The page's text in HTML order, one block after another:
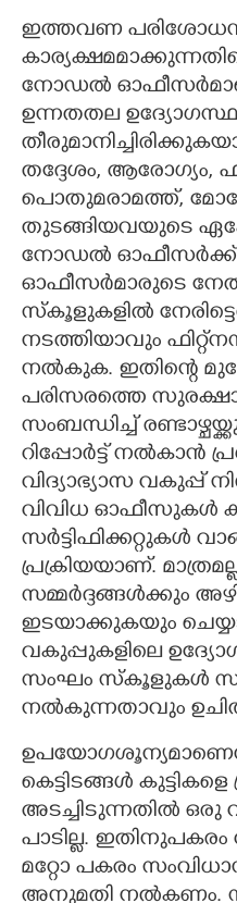
ഇത്തവണ
നോഡൽ
ഉന്നതതല
തദ്ദേശം,
പൊതുമരാമത്ത്,
തുടങ്ങിയവയുടെ
നോഡൽ
ഓഫീസർമാരുടെ
സ്കൂളുകളിൽ
നടത്തിയാവും ഫിറ്റ്നസ്
നൽകുക. ഇതിന്റെ
പരിസരത്തെ
സംബന്ധിച്ച്
റിപ്പോർട്ട് നൽകാൻ
വിദ്യാഭ്യാസ വകുപ്പ്
വിവിധ ഓഫീസുകൾ
സർട്ടിഫിക്കറ്റുകൾ
പ്രക്രിയയാണ്.
സമ്മർദ്ദങ്ങൾക്കും
ഇടയാക്കുകയും
വകുപ്പുകളിലെ
സംഘം സ്കൂളുകൾ
നൽകുന്നതാവും
കെട്ടിടങ്ങൾ കുട്ടികളെ
അടച്ചിടുന്നതിൽ ഒരു
പാടില്ല. ഇതിനുപകരം
മറ്റോ പകരം
അനുമതി നൽകണം.